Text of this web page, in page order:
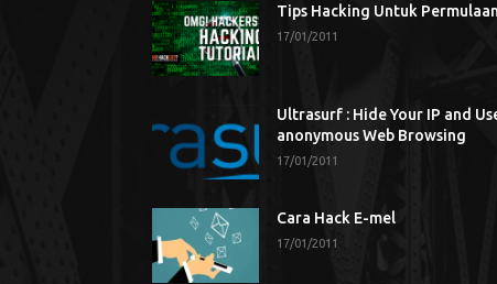
Tips Hacking Untuk Permulaan
17/01/2011
Ultrasurf : Hide Your IP and
anonymous Web Browsing
17/01/2011
Cara Hack E-mel
17/01/2011